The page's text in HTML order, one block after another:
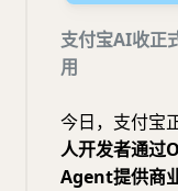
支付宝AI收正
用
今日，支付宝
人开发者通过
Agent提供商